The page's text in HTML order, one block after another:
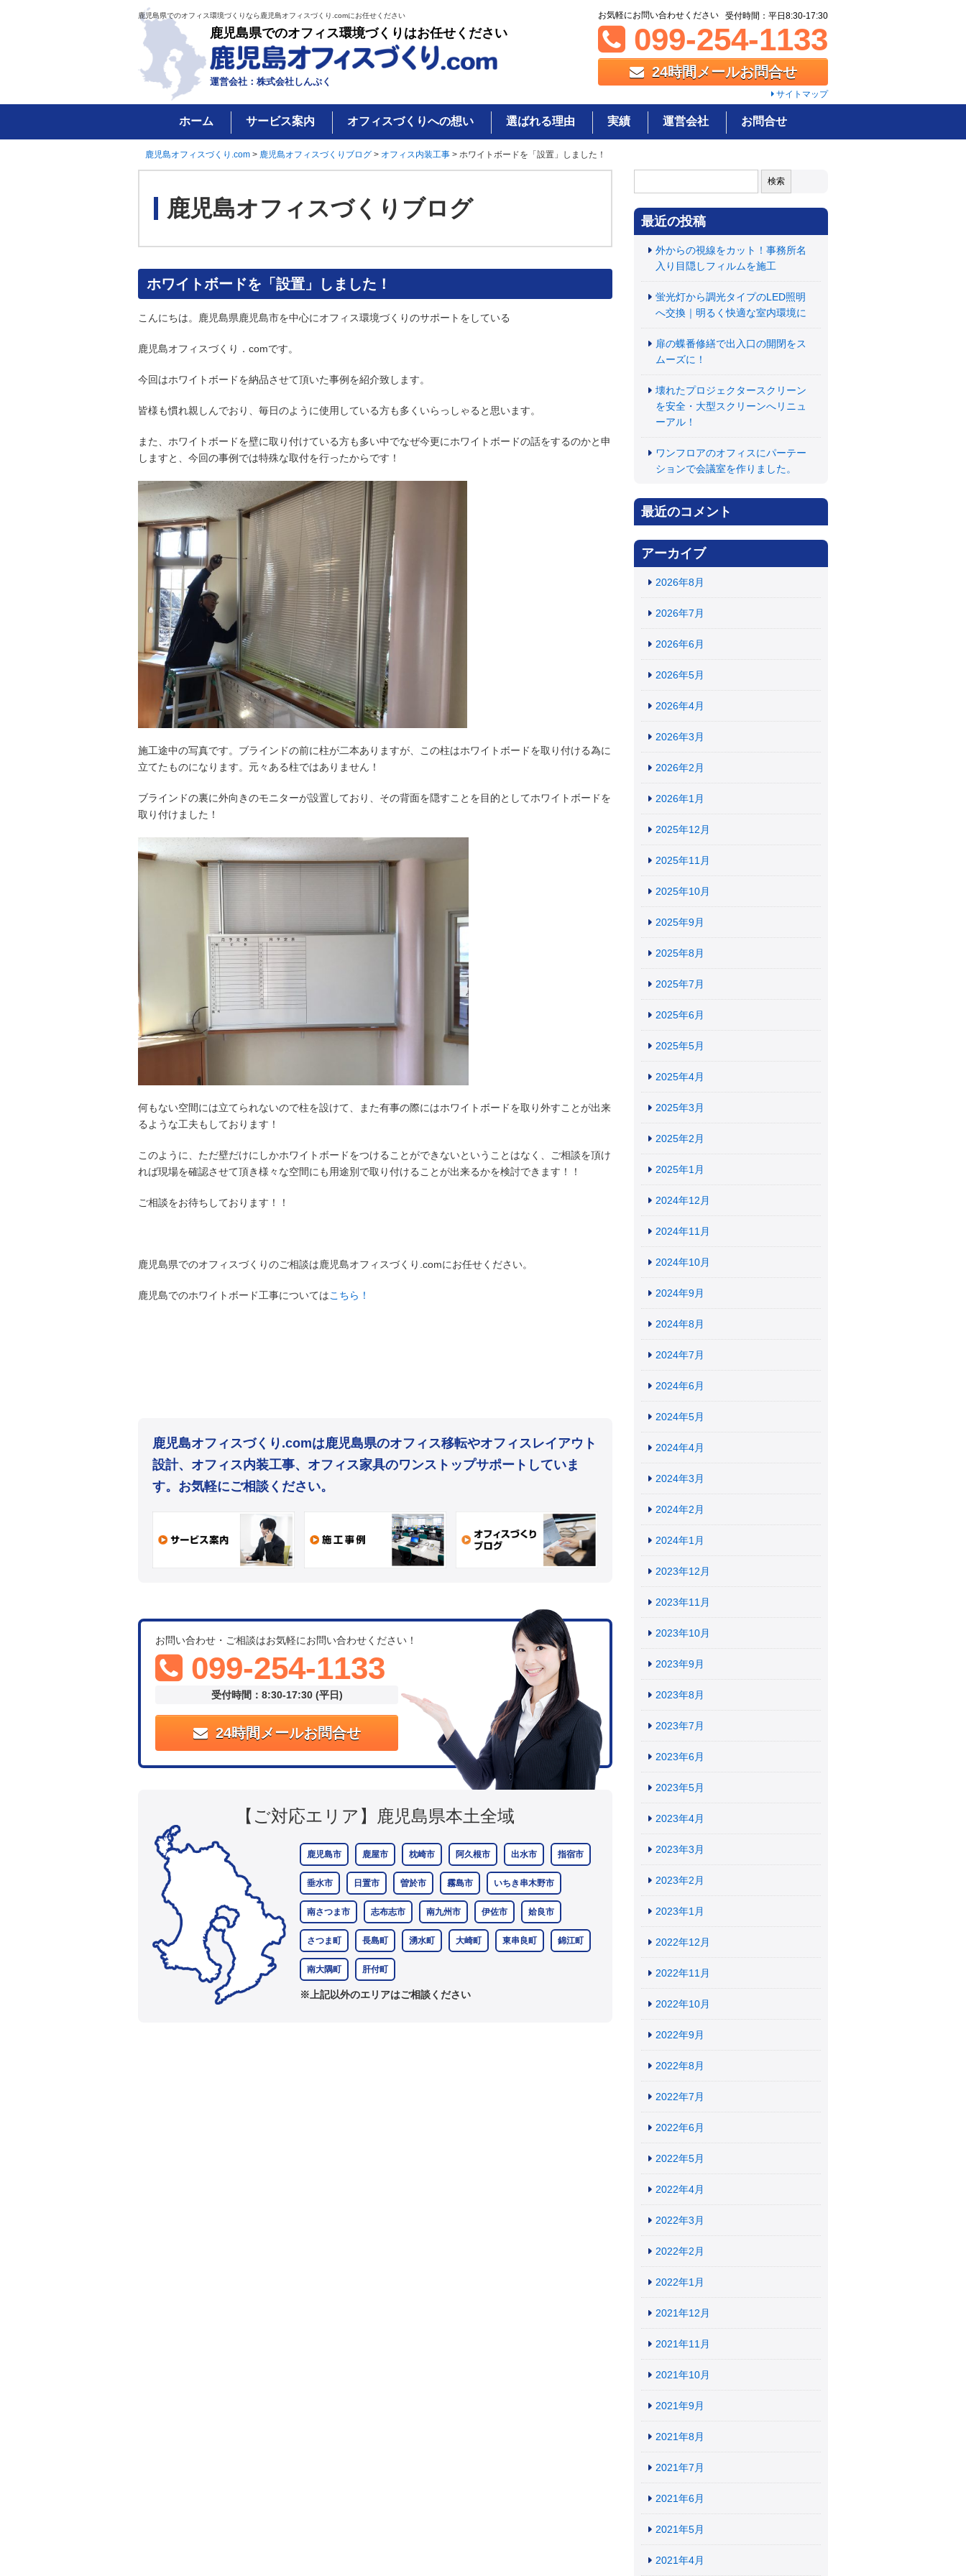
鹿児島県でのオフィス環境づくりなら鹿児島オフィスづくり.comにお任せください
鹿児島県でのオフィス環境づくりはお任せください
運営会社：株式会社しんぷく
お気軽にお問い合わせください
099-254-1133
受付時間：平日8:30-17:30
24時間メールお問合せ
サイトマップ
ホーム サービス案内 オフィスづくりへの想い 選ばれる理由 実績 運営会社 お問合せ
鹿児島オフィスづくり.com > 鹿児島オフィスづくりブログ > オフィス内装工事 > ホワイトボードを「設置」しました！
鹿児島オフィスづくりブログ
ホワイトボードを「設置」しました！
こんにちは。鹿児島県鹿児島市を中心にオフィス環境づくりのサポートをしている
鹿児島オフィスづくり．comです。
今回はホワイトボードを納品させて頂いた事例を紹介致します。
皆様も慣れ親しんでおり、毎日のように使用している方も多くいらっしゃると思います。
また、ホワイトボードを壁に取り付けている方も多い中でなぜ今更にホワイトボードの話をするのかと申
しますと、今回の事例では特殊な取付を行ったからです！
施工途中の写真です。ブラインドの前に柱が二本ありますが、この柱はホワイトボードを取り付ける為に
立てたものになります。元々ある柱ではありません！
ブラインドの裏に外向きのモニターが設置しており、その背面を隠すことを目的としてホワイトボードを
取り付けました！
何もない空間には立てられないので柱を設けて、また有事の際にはホワイトボードを取り外すことが出来
るような工夫もしております！
このように、ただ壁だけにしかホワイトボードをつけることができないということはなく、ご相談を頂け
れば現場を確認させて頂き様々な空間にも用途別で取り付けることが出来るかを検討できます！！
ご相談をお待ちしております！！
鹿児島県でのオフィスづくりのご相談は鹿児島オフィスづくり.comにお任せください。
鹿児島でのホワイトボード工事についてはこちら！
鹿児島オフィスづくり.comは鹿児島県のオフィス移転やオフィスレイアウト
設計、オフィス内装工事、オフィス家具のワンストップサポートしていま
す。お気軽にご相談ください。
お問い合わせ・ご相談はお気軽にお問い合わせください！
099-254-1133
受付時間：8:30-17:30 (平日)
24時間メールお問合せ
【ご対応エリア】 鹿児島県本土全域
鹿児島市 鹿屋市 枕崎市 阿久根市 出水市 指宿市
垂水市 日置市 曽於市 霧島市 いちき串木野市
南さつま市 志布志市 南九州市 伊佐市 姶良市
さつま町 長島町 湧水町 大崎町 東串良町 錦江町
南大隅町 肝付町
※上記以外のエリアはご相談ください
索:
最近の投稿
外からの視線をカット！事務所名
入り目隠しフィルムを施工
蛍光灯から調光タイプのLED照明
へ交換｜明るく快適な室内環境に
扉の蝶番修繕で出入口の開閉をス
ムーズに！
壊れたプロジェクタースクリーン
を安全・大型スクリーンへリニュ
ーアル！
ワンフロアのオフィスにパーテー
ションで会議室を作りました。
最近のコメント
アーカイブ
2026年8月
2026年7月
2026年6月
2026年5月
2026年4月
2026年3月
2026年2月
2026年1月
2025年12月
2025年11月
2025年10月
2025年9月
2025年8月
2025年7月
2025年6月
2025年5月
2025年4月
2025年3月
2025年2月
2025年1月
2024年12月
2024年11月
2024年10月
2024年9月
2024年8月
2024年7月
2024年6月
2024年5月
2024年4月
2024年3月
2024年2月
2024年1月
2023年12月
2023年11月
2023年10月
2023年9月
2023年8月
2023年7月
2023年6月
2023年5月
2023年4月
2023年3月
2023年2月
2023年1月
2022年12月
2022年11月
2022年10月
2022年9月
2022年8月
2022年7月
2022年6月
2022年5月
2022年4月
2022年3月
2022年2月
2022年1月
2021年12月
2021年11月
2021年10月
2021年9月
2021年8月
2021年7月
2021年6月
2021年5月
2021年4月